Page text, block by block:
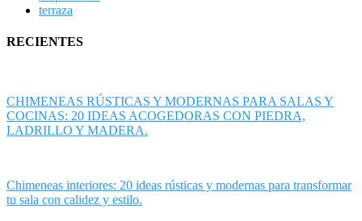
terraza
RECIENTES
CHIMENEAS RÚSTICAS Y MODERNAS PARA SALAS Y
COCINAS: 20 IDEAS ACOGEDORAS CON PIEDRA,
LADRILLO Y MADERA.
Chimeneas interiores: 20 ideas rústicas y modernas para transformar
tu sala con calidez y estilo.